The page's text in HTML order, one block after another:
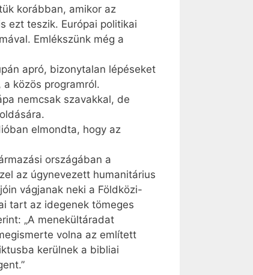
korábban, amikor az
ezt teszik. Európai politikai
Emlékszünk még a
apró, bizonytalan lépéseket
közös programról.
nemcsak szavakkal, de
elmondta, hogy az
országában a
az úgynevezett humanitárius
vágjanak neki a Földközi-
tart az idegenek tömeges
„A menekültáradat
volna az említett
kerülnek a bibliai